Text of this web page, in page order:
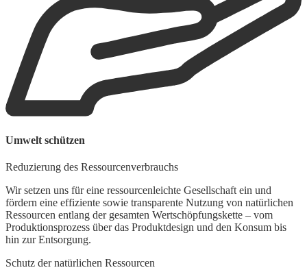
Umwelt schützen
Reduzierung des Ressourcenverbrauchs
Wir setzen uns für eine ressourcenleichte Gesellschaft ein und
fördern eine effiziente sowie transparente Nutzung von natürlichen
Ressourcen entlang der gesamten Wertschöpfungskette – vom
Produktionsprozess über das Produktdesign und den Konsum bis
hin zur Entsorgung.
Schutz der natürlichen Ressourcen